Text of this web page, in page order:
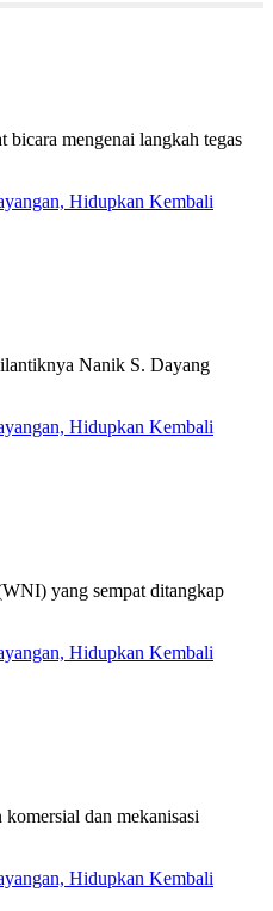
mengenai langkah tegas
Hidupkan Kembali
Nanik S. Dayang
Hidupkan Kembali
yang sempat ditangkap
Hidupkan Kembali
dan mekanisasi
Hidupkan Kembali